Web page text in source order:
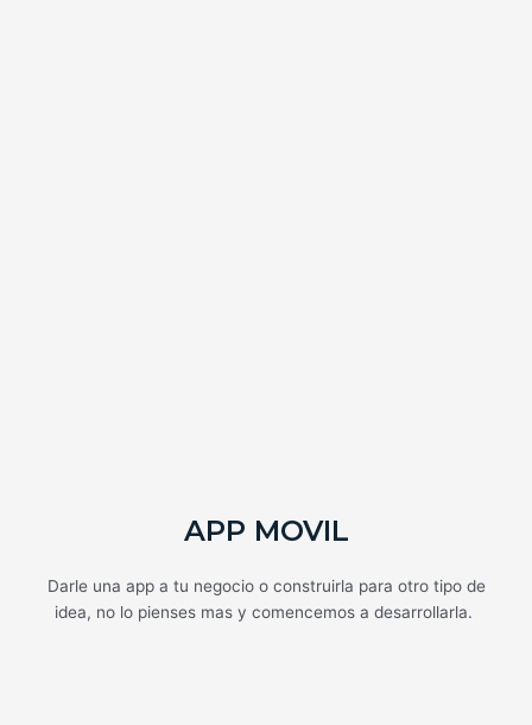
APP MOVIL
Darle una app a tu negocio o construirla para otro tipo de
idea, no lo pienses mas y comencemos a desarrollarla.